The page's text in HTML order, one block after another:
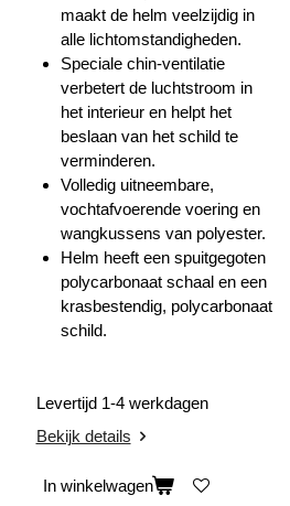
maakt de helm veelzijdig in
alle lichtomstandigheden.
Speciale chin-ventilatie
verbetert de luchtstroom in
het interieur en helpt het
beslaan van het schild te
verminderen.
Volledig uitneembare,
vochtafvoerende voering en
wangkussens van polyester.
Helm heeft een spuitgegoten
polycarbonaat schaal en een
krasbestendig, polycarbonaat
schild.
Levertijd 1-4 werkdagen
Bekijk details
In winkelwagen